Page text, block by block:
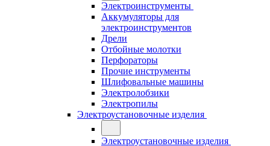
Электроинструменты
Аккумуляторы для
электроинструментов
Дрели
Отбойные молотки
Перфораторы
Прочие инструменты
Шлифовальные машины
Электролобзики
Электропилы
Электроустановочные изделия
Электроустановочные изделия